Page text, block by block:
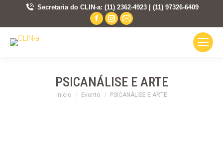
Secretaria do CLIN-a: (11) 2362-4923 | (11) 97326-6409
Facebook
window
Instagram
window
Mail
window
PSICANÁLISE E ARTE
Você está aqui:
Início Evento PSICANÁLISE E ARTE